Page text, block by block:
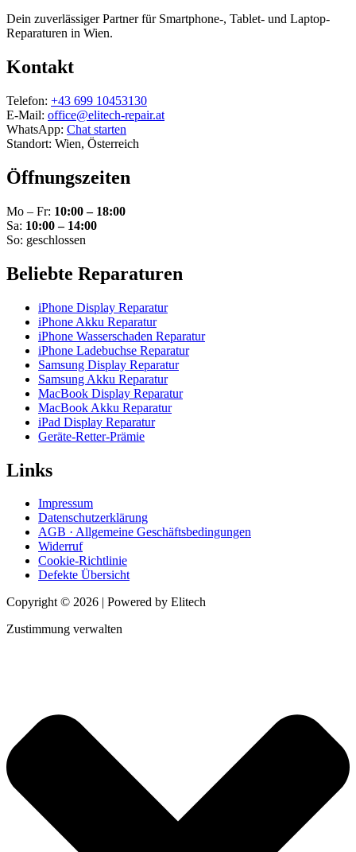
Dein zuverlässiger Partner für Smartphone-, Tablet- und Laptop-
Reparaturen in Wien.
Kontakt
Telefon: +43 699 10453130
E-Mail: office@elitech-repair.at
WhatsApp: Chat starten
Standort: Wien, Österreich
Öffnungszeiten
Mo – Fr: 10:00 – 18:00
Sa: 10:00 – 14:00
So: geschlossen
Beliebte Reparaturen
iPhone Display Reparatur
iPhone Akku Reparatur
iPhone Wasserschaden Reparatur
iPhone Ladebuchse Reparatur
Samsung Display Reparatur
Samsung Akku Reparatur
MacBook Display Reparatur
MacBook Akku Reparatur
iPad Display Reparatur
Geräte-Retter-Prämie
Links
Impressum
Datenschutzerklärung
AGB · Allgemeine Geschäftsbedingungen
Widerruf
Cookie-Richtlinie
Defekte Übersicht
Copyright © 2026 | Powered by Elitech
Zustimmung verwalten